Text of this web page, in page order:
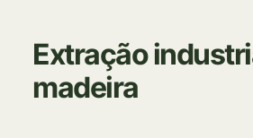
Extração
madeira